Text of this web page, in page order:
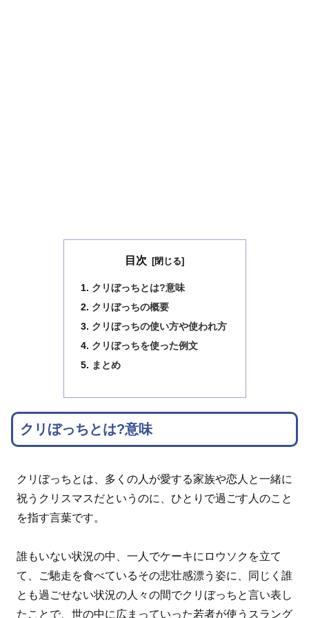
目次
クリぼっちとは?意味
クリぼっちの概要
クリぼっちの使い方や使われ方
クリぼっちを使った例文
まとめ
クリぼっちとは?意味
クリぼっちとは、多くの人が愛する家族や恋人と一緒に
祝うクリスマスだというのに、ひとりで過ごす人のこと
を指す言葉です。
誰もいない状況の中、一人でケーキにロウソクを立て
て、ご馳走を食べているその悲壮感漂う姿に、同じく誰
とも過ごせない状況の人々の間でクリぼっちと言い表し
たことで、世の中に広まっていった若者が使うスラング